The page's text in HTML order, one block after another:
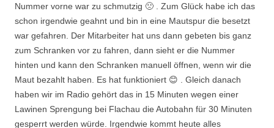
Nummer vorne war zu schmutzig 🙁 . Zum Glück habe ich das
schon irgendwie geahnt und bin in eine Mautspur die besetzt
war gefahren. Der Mitarbeiter hat uns dann gebeten bis ganz
zum Schranken vor zu fahren, dann sieht er die Nummer
hinten und kann den Schranken manuell öffnen, wenn wir die
Maut bezahlt haben. Es hat funktioniert 😊 . Gleich danach
haben wir im Radio gehört das in 15 Minuten wegen einer
Lawinen Sprengung bei Flachau die Autobahn für 30 Minuten
gesperrt werden würde. Irgendwie kommt heute alles